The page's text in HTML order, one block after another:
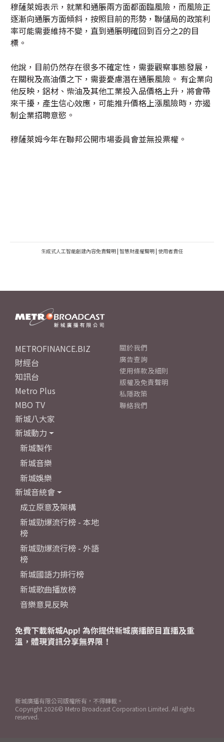
穆薩萊姆表示，就業和通脹兩方面都面臨風險，而風險正
逐漸向通脹方面傾斜，按照目前的形勢，聯儲局的政策利
率可能需要維持不變，直到通脹明確回到百分之2的目
標。
他說，目前仍然存在很多不確定性，需要觀察事態發展，
在關稅及高油價之下，需要憂慮潛在通脹風險。 有企業向
他反映，鋁材、柴油及其他工業投入品價格上升，將會帶
來干擾，產生信心效應，可能推升價格上漲風險時，亦遏
制企業招聘意慾。
穆薩萊姆今年在聯邦公開市場委員會並無投票權。
生成式人工智能創建內容免責聲明 | 智慧財產權聲明 | 使用者責任
METROFINANCE.BIZ
財經台
知訊台
Metro Plus
MBO TV
新城八大家
新城動力
新城製作
新城音樂
新城娛樂
新城音統會
成立原意及架構
新城勁爆流行榜 - 本地
榜
新城勁爆流行榜 - 外語
榜
新城國語力排行榜
新城歌曲播放榜
音樂意見反映
關於我們
廣告查詢
使用條款及細則
版權及免責聲明
私隱政策
聯絡我們
免費下載新城App! 為你提供新城廣播節目直播及重
溫，體現資訊分享無界限！
新城廣播有限公司版權所有，不得轉載。
Copyright 2026© Metro Broadcast Corporation Limited. All rights
reserved.